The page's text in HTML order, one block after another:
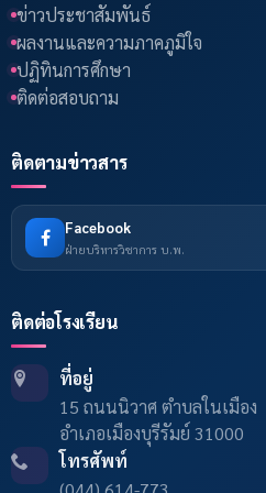
ข่าวประชาสัมพันธ์
ผลงานและความภาคภูมิใจ
ปฏิทินการศึกษา
ติดต่อสอบถาม
ติดตามข่าวสาร
Facebook
ฝ่ายบริหารวิชาการ บ.พ.
ติดต่อโรงเรียน
ที่อยู่
15 ถนนนิวาศ ตำบลในเมือง
อำเภอเมืองบุรีรัมย์ 31000
โทรศัพท์